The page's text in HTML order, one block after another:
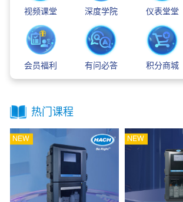
视频课堂 深度学院 仪表堂堂
会员福利 有问必答 积分商城
热门课程